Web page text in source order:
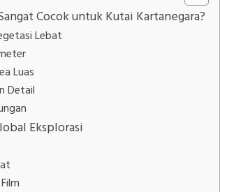
Cocok untuk Kutai Kartanegara?
Lebat
Luas
Detail
Eksplorasi